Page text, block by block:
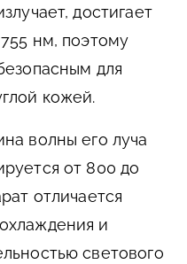
достигает
нм, поэтому
для
кожей.
волны его луча
от 800 до
отличается
и
светового